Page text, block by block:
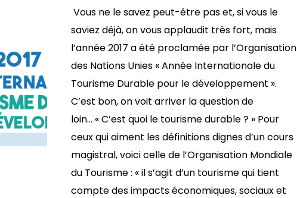
Vous ne le savez peut-être pas et, si vous le
saviez déjà, on vous applaudit très fort, mais
l’année 2017 a été proclamée par l’Organisation
des Nations Unies « Année Internationale du
Tourisme Durable pour le développement ».
C’est bon, on voit arriver la question de
loin… « C’est quoi le tourisme durable ? » Pour
ceux qui aiment les définitions dignes d’un cours
magistral, voici celle de l’Organisation Mondiale
du Tourisme : « il s’agit d’un tourisme qui tient
compte des impacts économiques, sociaux et